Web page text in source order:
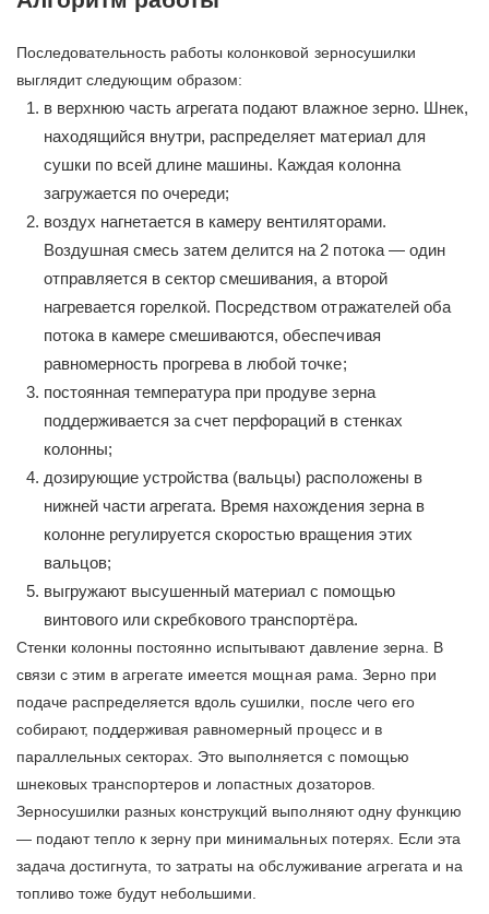
Последовательность работы колонковой зерносушилки
выглядит следующим образом:
в верхнюю часть агрегата подают влажное зерно. Шнек,
находящийся внутри, распределяет материал для
сушки по всей длине машины. Каждая колонна
загружается по очереди;
воздух нагнетается в камеру вентиляторами.
Воздушная смесь затем делится на 2 потока — один
отправляется в сектор смешивания, а второй
нагревается горелкой. Посредством отражателей оба
потока в камере смешиваются, обеспечивая
равномерность прогрева в любой точке;
постоянная температура при продуве зерна
поддерживается за счет перфораций в стенках
колонны;
дозирующие устройства (вальцы) расположены в
нижней части агрегата. Время нахождения зерна в
колонне регулируется скоростью вращения этих
вальцов;
выгружают высушенный материал с помощью
винтового или скребкового транспортёра.
Стенки колонны постоянно испытывают давление зерна. В
связи с этим в агрегате имеется мощная рама. Зерно при
подаче распределяется вдоль сушилки, после чего его
собирают, поддерживая равномерный процесс и в
параллельных секторах. Это выполняется с помощью
шнековых транспортеров и лопастных дозаторов.
Зерносушилки разных конструкций выполняют одну функцию
— подают тепло к зерну при минимальных потерях. Если эта
задача достигнута, то затраты на обслуживание агрегата и на
топливо тоже будут небольшими.